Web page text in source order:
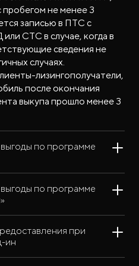
не менее 3
записью в ПТС с
СТС в случае, когда в
сведения не
случаях.
лизингополучатели,
после окончания
выкупа прошло менее 3
по программе
по программе
при
ин